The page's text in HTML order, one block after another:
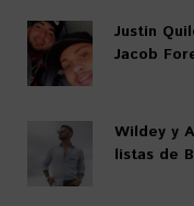
Justin
Jacob
Wildey y
listas de